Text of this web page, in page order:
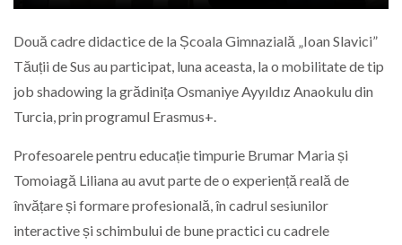
Două cadre didactice de la Școala Gimnazială „Ioan Slavici”
Tăuții de Sus au participat, luna aceasta, la o mobilitate de tip
job shadowing la grădinița Osmaniye Ayyıldız Anaokulu din
Turcia, prin programul Erasmus+.
Profesoarele pentru educație timpurie Brumar Maria și
Tomoiagă Liliana au avut parte de o experiență reală de
învățare și formare profesională, în cadrul sesiunilor
interactive și schimbului de bune practici cu cadrele